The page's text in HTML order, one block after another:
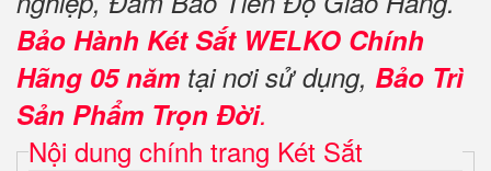
Bảo Hành Két Sắt WELKO Chính
Hãng 05 năm tại nơi sử dụng, Bảo Trì
Sản Phẩm Trọn Đời.
Nội dung chính trang Két Sắt